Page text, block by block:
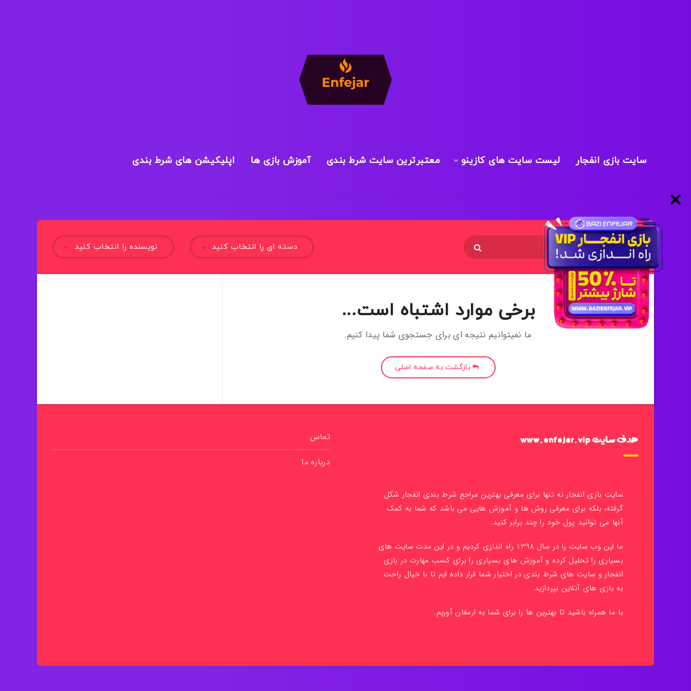
سایت بازی انفجار لیست سایت های کازینو معتبرترین سایت شرط بندی آموزش بازی ها اپلیکیشن های شرط بندی
نویسنده را انتخاب کنید دسته ای را انتخاب کنید
برخی موارد اشتباه است...
ما نمیتوانیم نتیجه ای برای جستجوی شما پیدا کنیم.
بازگشت به صفحه اصلی
هدف سایت www.enfejar.vip
سایت بازی انفجار نه تنها برای معرفی بهترین مراجع شرط بندی انفجار شکل
گرفته، بلکه برای معرفی روش ها و آموزش هایی می باشد که شما به کمک
آنها می توانید پول خود را چند برابر کنید.
ما این وب سایت را در سال 1398 راه اندازی کردیم و در این مدت سایت های
بسیاری را تحلیل کرده و آموزش های بسیاری را برای کسب مهارت در بازی
انفجار و سایت های شرط بندی در اختیار شما قرار داده ایم تا با خیال راحت
به بازی های آنلاین بپردازید.
با ما همراه باشید تا بهترین ها را برای شما به ارمغان آوریم.
تماس
درباره ما